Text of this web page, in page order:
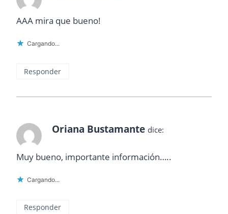
AAA mira que bueno!
Cargando...
Responder
Oriana Bustamante dice:
Muy bueno, importante información…..
Cargando...
Responder